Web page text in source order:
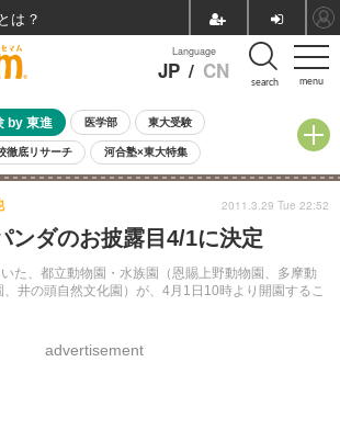
menu
Language
JP / CN search
by 東進 医学部 東大受験
徹底リサーチ 河合塾×東大特集
高校受験 中学受験 小学校受験
全国公立高校 過去問 人気記事
自由研究教材（中学生向け） ランキング
ンダのお披露目4/1に決定
た、都立動物園・水族園（恩賜上野動物園、多摩動
井の頭自然文化園）が、4月1日10時より開園するこ
advertisement
2011.3.29 Tue 22:52